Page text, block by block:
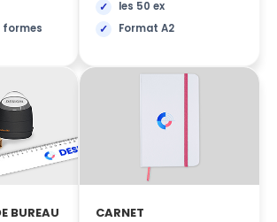
les 50 ex
Format A2
BUREAU
CARNET